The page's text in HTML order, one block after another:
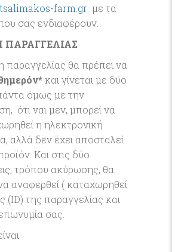
farm.gr με τα
σας ενδιαφέρουν.
ΠΑΡΑΓΓΕΛΙΑΣ
θα πρέπει να
και γίνεται με δύο
όμως με την
ότι ναι μεν, μπορεί να
η ηλεκτρονική
αλλά δεν έχει αποσταλεί
Και στις δύο
τρόπου ακύρωσης, θα
αναφερθεί ( καταχωρηθεί
(ID) της παραγγελίας και
σας.